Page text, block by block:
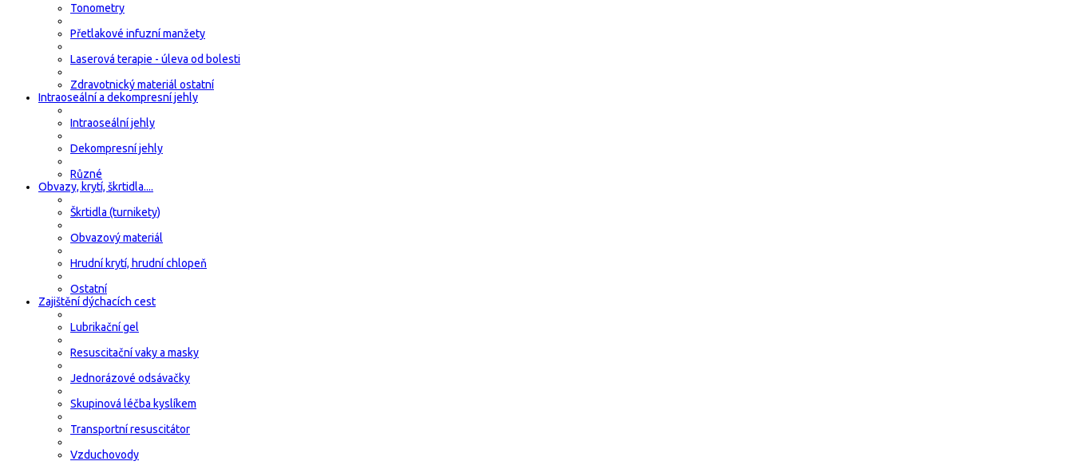
Tonometry
Přetlakové infuzní manžety
Laserová terapie - úleva od bolesti
Zdravotnický materiál ostatní
Intraoseální a dekompresní jehly
Intraoseální jehly
Dekompresní jehly
Různé
Obvazy, krytí, škrtidla....
Škrtidla (turnikety)
Obvazový materiál
Hrudní krytí, hrudní chlopeň
Ostatní
Zajištění dýchacích cest
Lubrikační gel
Resuscitační vaky a masky
Jednorázové odsávačky
Skupinová léčba kyslíkem
Transportní resuscitátor
Vzduchovody